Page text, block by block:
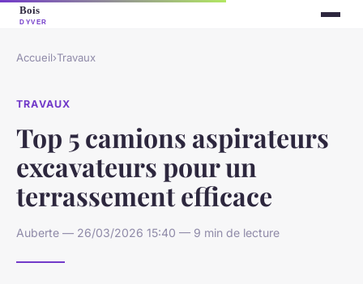
Accueil›Travaux
TRAVAUX
Top 5 camions aspirateurs
excavateurs pour un
terrassement efficace
Auberte — 26/03/2026 15:40 — 9 min de lecture